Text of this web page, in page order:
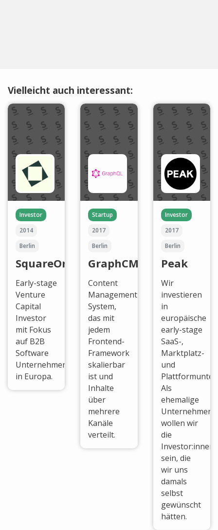
Vielleicht auch interessant:
Investor
2014
Berlin
SquareOne
Early-stage
Venture
Capital
Investor
mit Fokus
auf B2B
Software
Unternehmen
in Europa.
Startup
2017
Berlin
GraphCMS
Content
Management
System,
das mit
jedem
Frontend-
Framework
skalierbar
ist und
Inhalte
über
mehrere
Kanäle
verteilt.
Investor
2017
Berlin
Peak
Wir
investieren
in
europäische
early-stage
SaaS-,
Marktplatz-
und
Als
ehemalige
wollen wir
die
Investor:innen
sein, die
wir uns
damals
selbst
gewünscht
hätten.